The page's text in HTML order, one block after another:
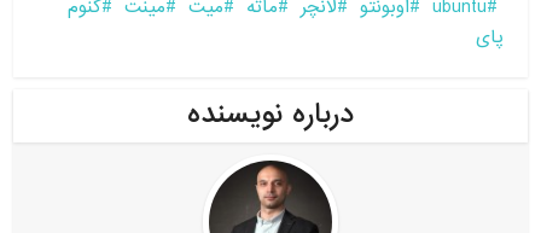
ubuntu
اوبونتو لانچر ماته میت مینت
گنوم
پای
درباره نویسنده